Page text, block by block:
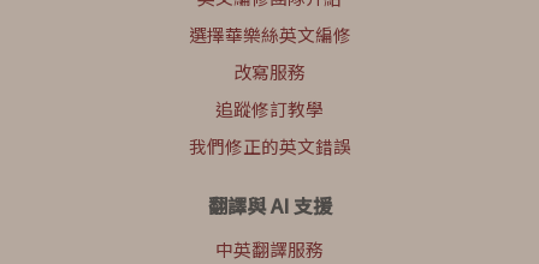
選擇華樂絲英文編修
改寫服務
追蹤修訂教學
我們修正的英文錯誤
翻譯與 AI 支援
中英翻譯服務